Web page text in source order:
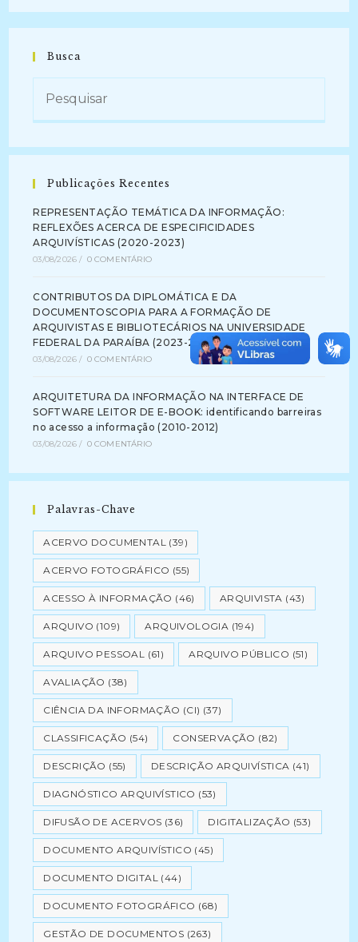
Busca
Publicações Recentes
REPRESENTAÇÃO TEMÁTICA DA INFORMAÇÃO:
REFLEXÕES ACERCA DE ESPECIFICIDADES
ARQUIVÍSTICAS (2020-2023)
03/08/2026 / 0 COMENTÁRIO
CONTRIBUTOS DA DIPLOMÁTICA E DA
DOCUMENTOSCOPIA PARA A FORMAÇÃO DE
ARQUIVISTAS E BIBLIOTECÁRIOS NA UNIVERSIDADE
FEDERAL DA PARAÍBA (2023-2024)
03/08/2026 / 0 COMENTÁRIO
ARQUITETURA DA INFORMAÇÃO NA INTERFACE DE
SOFTWARE LEITOR DE E-BOOK: identificando barreiras
no acesso a informação (2010-2012)
03/08/2026 / 0 COMENTÁRIO
Palavras-Chave
ACERVO DOCUMENTAL (39)
ACERVO FOTOGRÁFICO (55)
ACESSO À INFORMAÇÃO (46) ARQUIVISTA (43)
ARQUIVO (109) ARQUIVOLOGIA (194)
ARQUIVO PESSOAL (61) ARQUIVO PÚBLICO (51)
AVALIAÇÃO (38)
CIÊNCIA DA INFORMAÇÃO (CI) (37)
CLASSIFICAÇÃO (54) CONSERVAÇÃO (82)
DESCRIÇÃO (55) DESCRIÇÃO ARQUIVÍSTICA (41)
DIAGNÓSTICO ARQUIVÍSTICO (53)
DIFUSÃO DE ACERVOS (36) DIGITALIZAÇÃO (53)
DOCUMENTO ARQUIVÍSTICO (45)
DOCUMENTO DIGITAL (44)
DOCUMENTO FOTOGRÁFICO (68)
GESTÃO DE DOCUMENTOS (263)